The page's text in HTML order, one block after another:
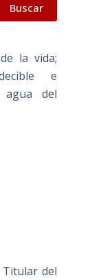
Buscar
la vida;
e
agua del
Titular del